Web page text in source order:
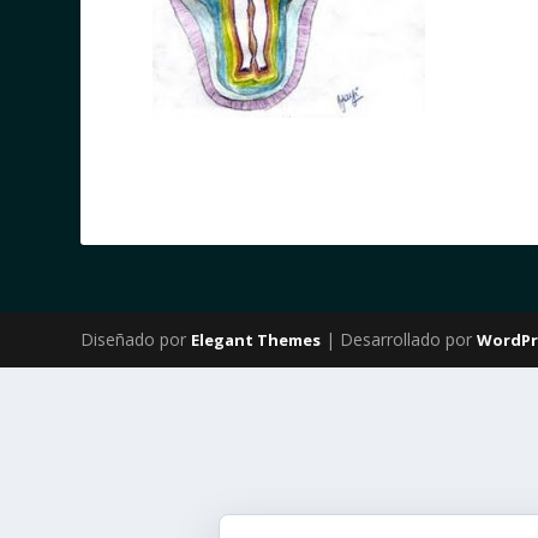
Diseñado por Elegant Themes | Desarrollado por